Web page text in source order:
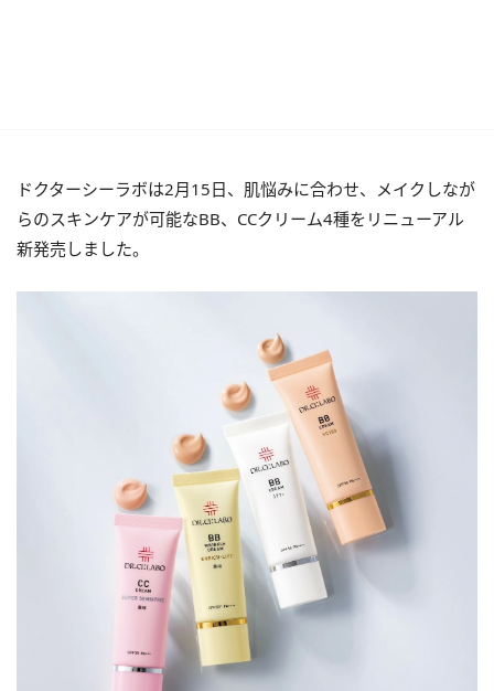
ドクターシーラボは2月15日、肌悩みに合わせ、メイクしなが
らのスキンケアが可能なBB、CCクリーム4種をリニューアル
新発売しました。